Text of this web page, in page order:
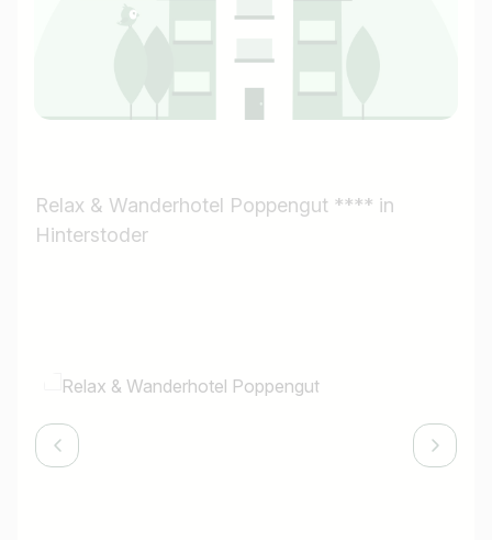
Relax & Wanderhotel Poppengut **** in
Hinterstoder